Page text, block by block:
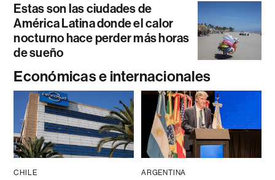
Estas son las ciudades de
América Latina donde el calor
nocturno hace perder más horas
de sueño
Económicas e internacionales
CHILE ARGENTINA